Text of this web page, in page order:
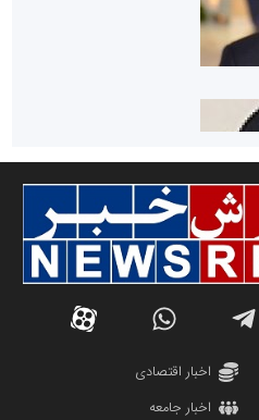
اخبار اقتصادی
اخبار جامعه